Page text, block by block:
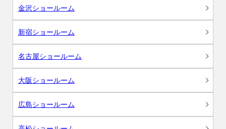
金沢ショールーム
新宿ショールーム
名古屋ショールーム
大阪ショールーム
広島ショールーム